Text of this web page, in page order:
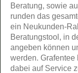
Beratung, sowie
runden das
ein Neukunden-
Beratungstool, in
angeben können
werden.
dabei auf Service